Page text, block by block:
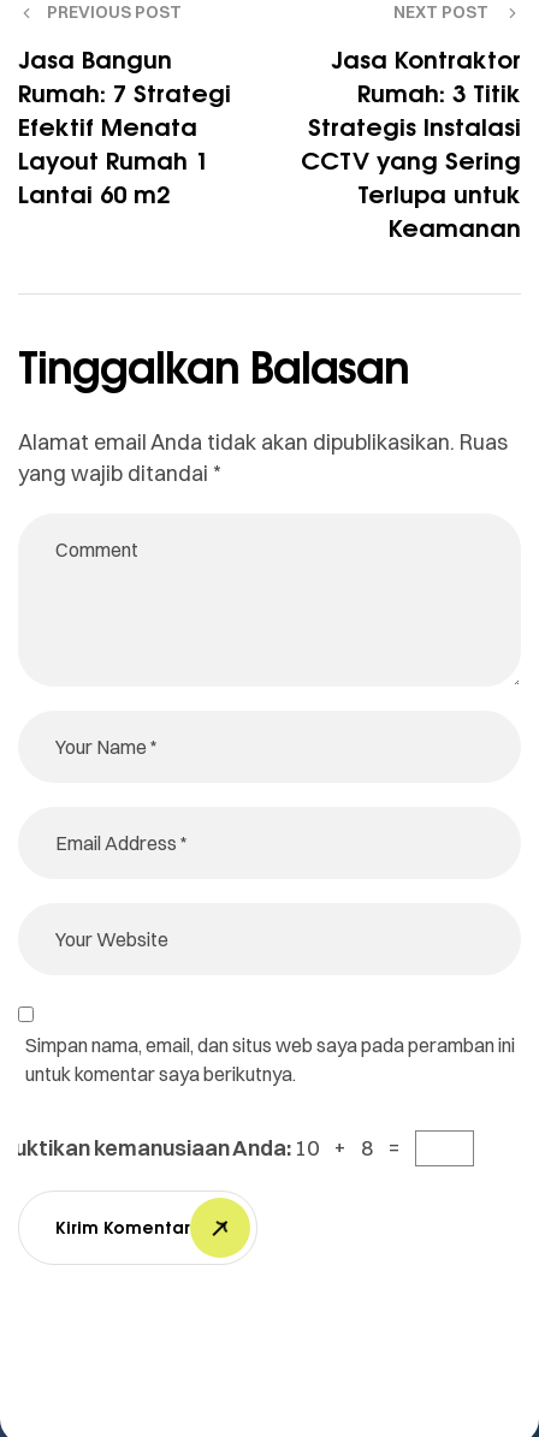
PREVIOUS POST
Jasa Bangun
Rumah: 7 Strategi
Efektif Menata
Layout Rumah 1
Lantai 60 m2
NEXT POST
Jasa Kontraktor
Rumah: 3 Titik
Strategis Instalasi
CCTV yang Sering
Terlupa untuk
Keamanan
Tinggalkan Balasan
Alamat email Anda tidak akan dipublikasikan. Ruas
yang wajib ditandai *
Simpan nama, email, dan situs web saya pada peramban ini
untuk komentar saya berikutnya.
Buktikan kemanusiaan Anda: 10 + 8 =
Kirim Komentar